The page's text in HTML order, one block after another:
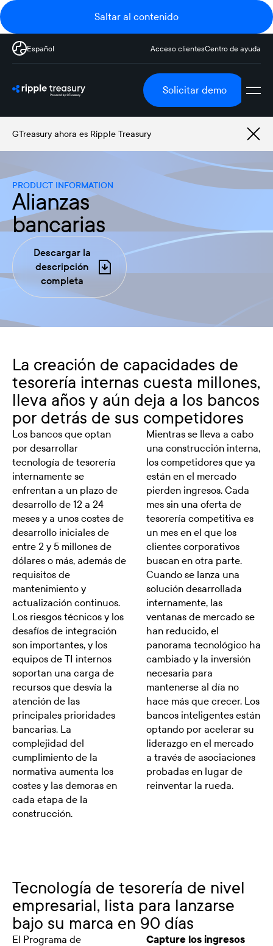
Saltar al contenido
Español Acceso clientesCentro de ayuda
Solicitar demo
GTreasury ahora es Ripple Treasury
PRODUCT INFORMATION
Alianzas
bancarias
Descargar la
descripción
completa
La creación de capacidades de
tesorería internas cuesta millones,
lleva años y aún deja a los bancos
por detrás de sus competidores
Los bancos que optan
por desarrollar
tecnología de tesorería
internamente se
enfrentan a un plazo de
desarrollo de 12 a 24
meses y a unos costes de
desarrollo iniciales de
entre 2 y 5 millones de
dólares o más, además de
requisitos de
mantenimiento y
actualización continuos.
Los riesgos técnicos y los
desafíos de integración
son importantes, y los
equipos de TI internos
soportan una carga de
recursos que desvía la
atención de las
principales prioridades
bancarias. La
complejidad del
cumplimiento de la
normativa aumenta los
costes y las demoras en
cada etapa de la
construcción.
Mientras se lleva a cabo
una construcción interna,
los competidores que ya
están en el mercado
pierden ingresos. Cada
mes sin una oferta de
tesorería competitiva es
un mes en el que los
clientes corporativos
buscan en otra parte.
Cuando se lanza una
solución desarrollada
internamente, las
ventanas de mercado se
han reducido, el
panorama tecnológico ha
cambiado y la inversión
necesaria para
mantenerse al día no
hace más que crecer. Los
bancos inteligentes están
optando por acelerar su
liderazgo en el mercado
a través de asociaciones
probadas en lugar de
reinventar la rueda.
Tecnología de tesorería de nivel
empresarial, lista para lanzarse
bajo su marca en 90 días
El Programa de
Capture los ingresos